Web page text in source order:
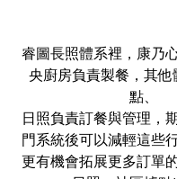
睿圖長照體系裡，康乃
央廚房負責製餐，其他
點、
日照負責訂餐與管理，
門系統後可以減輕這些
更有機會拓展更多訂單